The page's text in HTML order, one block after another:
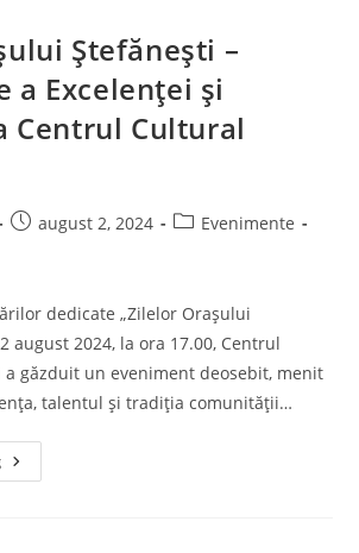
Tinerii
Pot
Participa
La
Cursurile
Organizate
Pentru
Anul
Ștefănești –
a Excelenței și
Centrul Cultural
Postaugust 2, 2024
PostEvenimente
dedicate „Zilelor Orașului
august 2024, la ora 17.00, Centrul
a găzduit un eveniment deosebit, menit
talentul și tradiția comunității…
Zilele
Orașului